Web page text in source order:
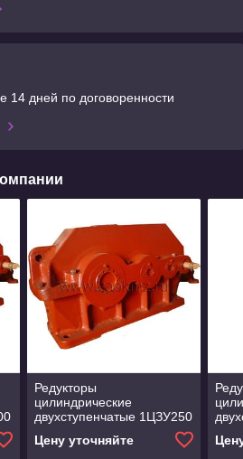
14 дней по договоренности
Редукторы
цилиндрические
двухступенчатые 1ЦЗУ250
Цену уточняйте